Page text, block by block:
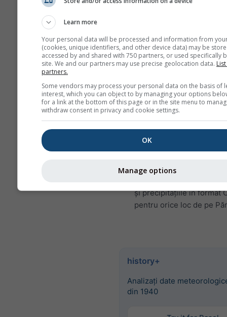
perioade mai mari
există agregări
Oferim de asemenea
rugăm să ne
pentru mai multe
(
Date meteorologice
începând cu 1940 pentru
Descărcați variabile
și precipitațiile în format
pentru orice loc de pe
history+
Analizați date
din 1940
Learn more
Your personal data will be processed and information from
(cookies, unique identifiers, and other device data) may be
accessed by and shared with 750 partners, or used specifically
site. We and our partners may use precise geolocation data.
partners.
Some vendors may process your personal data on the basis of
interest, which you can object to by managing your options
for a link at the bottom of this page or in the site menu to
withdraw consent in privacy and cookie settings.
OK
Manage options